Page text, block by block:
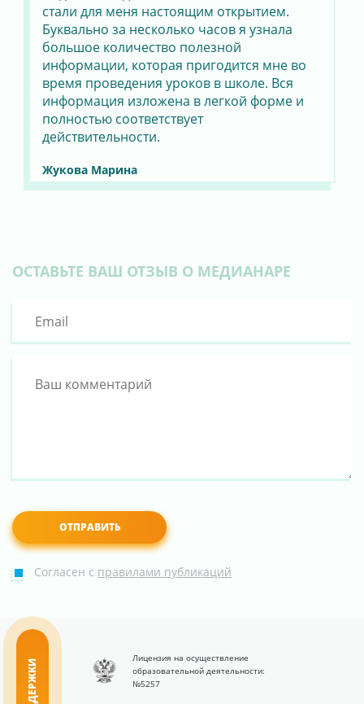
стали для меня настоящим открытием.
Буквально за несколько часов я узнала
большое количество полезной
информации, которая пригодится мне во
время проведения уроков в школе. Вся
информация изложена в легкой форме и
полностью соответствует
действительности.
Жукова Марина
ОСТАВЬТЕ ВАШ ОТЗЫВ О МЕДИАНАРЕ
Согласен с правилами публикаций
Лицензия на осуществление
образовательной деятельности:
№5257